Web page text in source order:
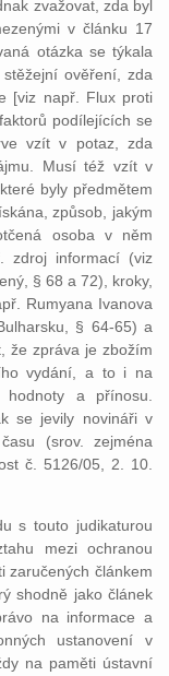
zvažovat, zda byl
v článku 17
otázka se týkala
ověření, zda
[viz např. Flux proti
podílejících se
vzít v potaz, zda
Musí též vzít v
byly předmětem
způsob, jakým
osoba v něm
zdroj informací (viz
§ 68 a 72), kroky,
Rumyana Ivanova
§ 64-65) a
že zpráva je zbožím
vydání, a to i na
a přínosu.
se jevily novináři v
(srov. zejména
č. 5126/05, 2. 10.
s touto judikaturou
mezi ochranou
zaručených článkem
shodně jako článek
na informace a
ustanovení v
na paměti ústavní